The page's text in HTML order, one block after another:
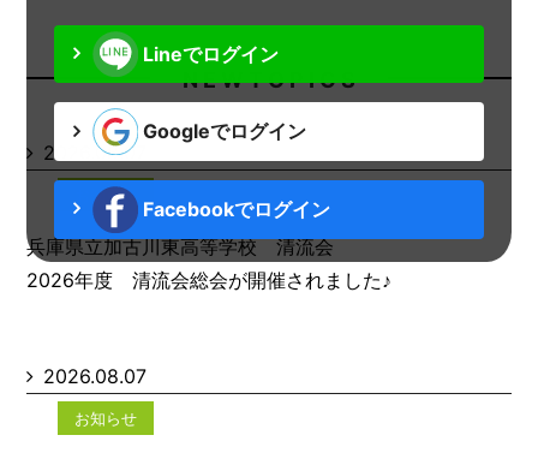
Lineでログイン
Googleでログイン
Facebookでログイン
N E W T O P I C S
2026.08.07
お知らせ
兵庫県立加古川東高等学校 清流会
2026年度 清流会総会が開催されました♪
2026.08.07
お知らせ